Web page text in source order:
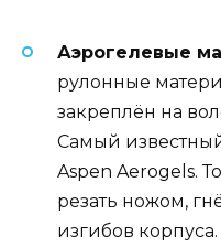
Аэрогелевые
рулонные
закреплён на
Самый
Aspen Aerogels.
резать ножом,
изгибов корпуса.